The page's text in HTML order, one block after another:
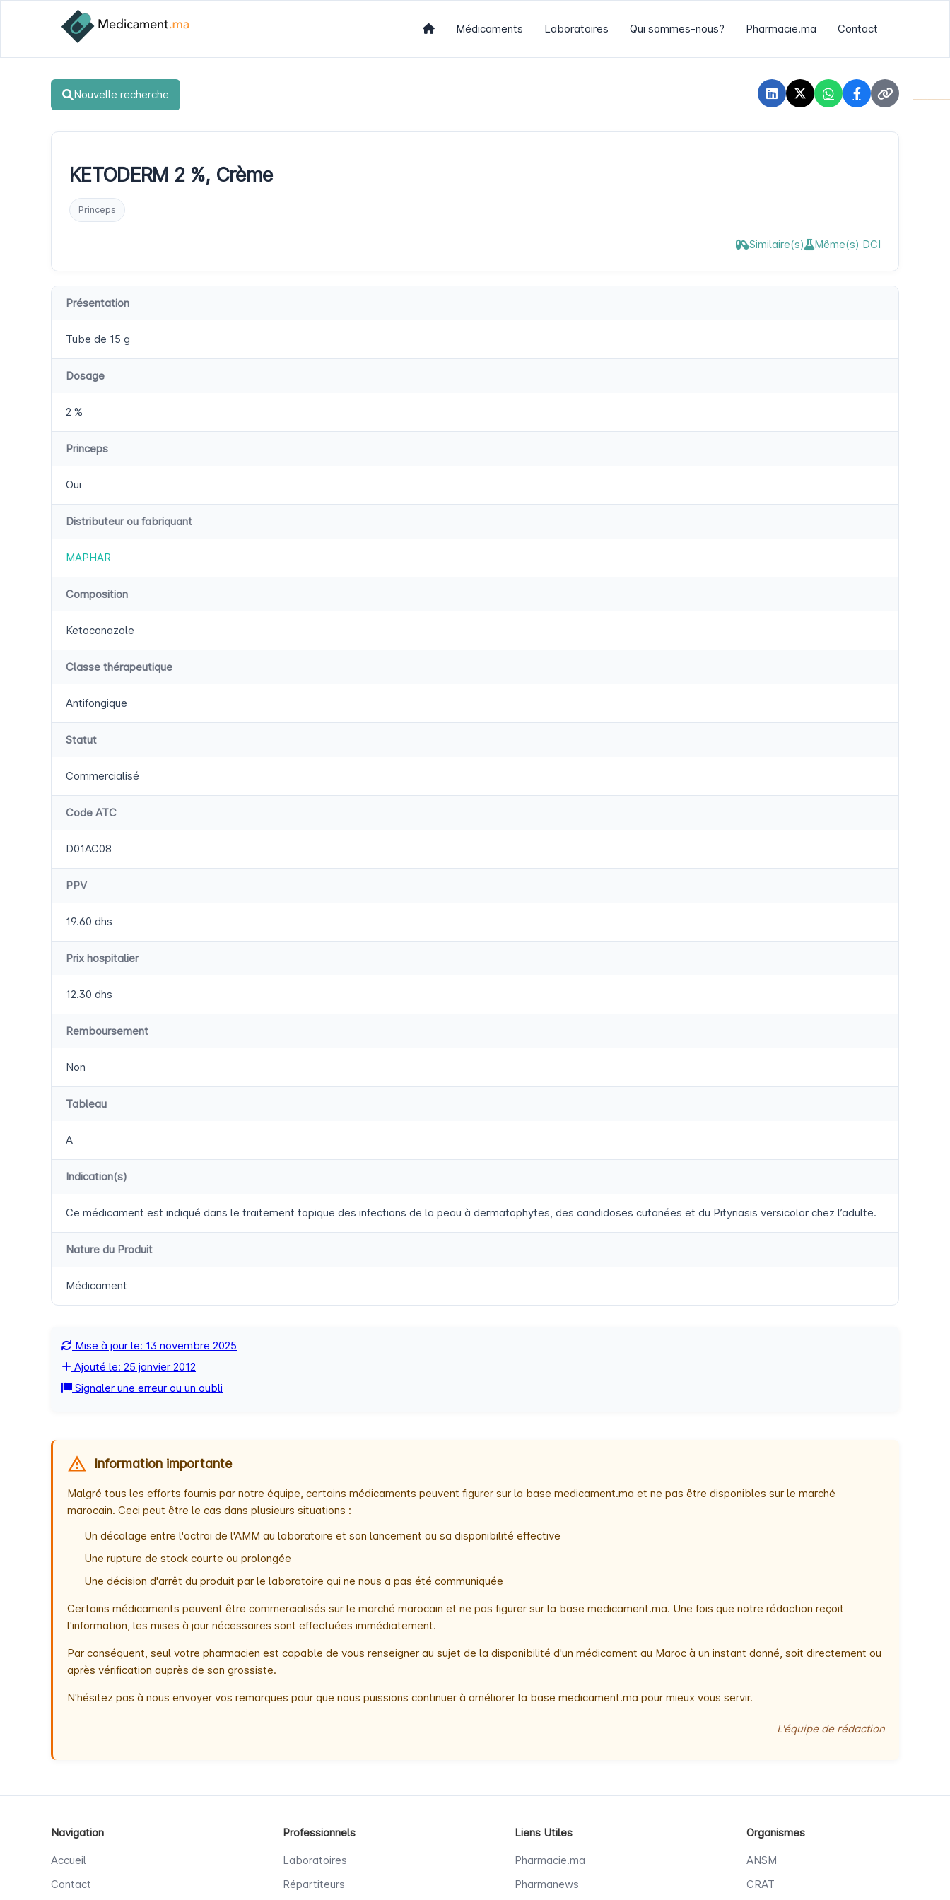
Médicaments Laboratoires Qui sommes-nous? Pharmacie.ma Contact
Nouvelle recherche
KETODERM 2 %, Crème
Princeps
Similaire(s) Même(s) DCI
Présentation
Tube de 15 g
Dosage
2 %
Princeps
Oui
Distributeur ou fabriquant
MAPHAR
Composition
Ketoconazole
Classe thérapeutique
Antifongique
Statut
Commercialisé
Code ATC
D01AC08
PPV
19.60 dhs
Prix hospitalier
12.30 dhs
Remboursement
Non
Tableau
A
Indication(s)
Ce médicament est indiqué dans le traitement topique des infections de la peau à dermatophytes, des candidoses cutanées et du Pityriasis versicolor chez l’adulte.
Nature du Produit
Médicament
Mise à jour le: 13 novembre 2025
Ajouté le: 25 janvier 2012
Signaler une erreur ou un oubli
Information importante
Malgré tous les efforts fournis par notre équipe, certains médicaments peuvent figurer sur la base medicament.ma et ne pas être disponibles sur le marché
marocain. Ceci peut être le cas dans plusieurs situations :
Un décalage entre l'octroi de l'AMM au laboratoire et son lancement ou sa disponibilité effective
Une rupture de stock courte ou prolongée
Une décision d'arrêt du produit par le laboratoire qui ne nous a pas été communiquée
Certains médicaments peuvent être commercialisés sur le marché marocain et ne pas figurer sur la base medicament.ma. Une fois que notre rédaction reçoit
l'information, les mises à jour nécessaires sont effectuées immédiatement.
Par conséquent, seul votre pharmacien est capable de vous renseigner au sujet de la disponibilité d'un médicament au Maroc à un instant donné, soit directement ou
après vérification auprès de son grossiste.
N'hésitez pas à nous envoyer vos remarques pour que nous puissions continuer à améliorer la base medicament.ma pour mieux vous servir.
L'équipe de rédaction
Navigation
Accueil
Contact
Professionnels
Laboratoires
Répartiteurs
Liens Utiles
Pharmacie.ma
Pharmanews
Organismes
ANSM
CRAT